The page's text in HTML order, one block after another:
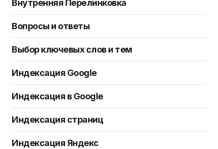
Внутренняя Перелинковка
Вопросы и ответы
Выбор ключевых слов и тем
Индексация Google
Индексация в Google
Индексация страниц
Индексация Яндекс